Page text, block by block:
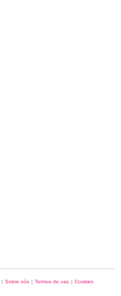
| Sobre nós | Termos de uso | Cookies